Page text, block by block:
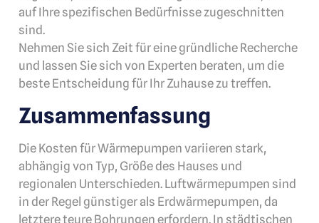
auf Ihre spezifischen Bedürfnisse zugeschnitten
sind.
Nehmen Sie sich Zeit für eine gründliche Recherche
und lassen Sie sich von Experten beraten, um die
beste Entscheidung für Ihr Zuhause zu treffen.
Zusammenfassung
Die Kosten für Wärmepumpen variieren stark,
abhängig von Typ, Größe des Hauses und
regionalen Unterschieden. Luftwärmepumpen sind
in der Regel günstiger als Erdwärmepumpen, da
letztere teure Bohrungen erfordern. In städtischen